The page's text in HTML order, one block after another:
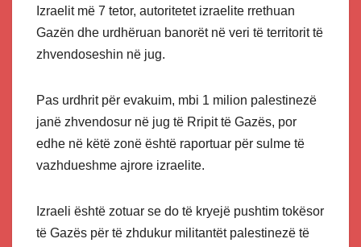
Izraelit më 7 tetor, autoritetet izraelite rrethuan
Gazën dhe urdhëruan banorët në veri të territorit të
zhvendoseshin në jug.
Pas urdhrit për evakuim, mbi 1 milion palestinezë
janë zhvendosur në jug të Rripit të Gazës, por
edhe në këtë zonë është raportuar për sulme të
vazhdueshme ajrore izraelite.
Izraeli është zotuar se do të kryejë pushtim tokësor
të Gazës për të zhdukur militantët palestinezë të